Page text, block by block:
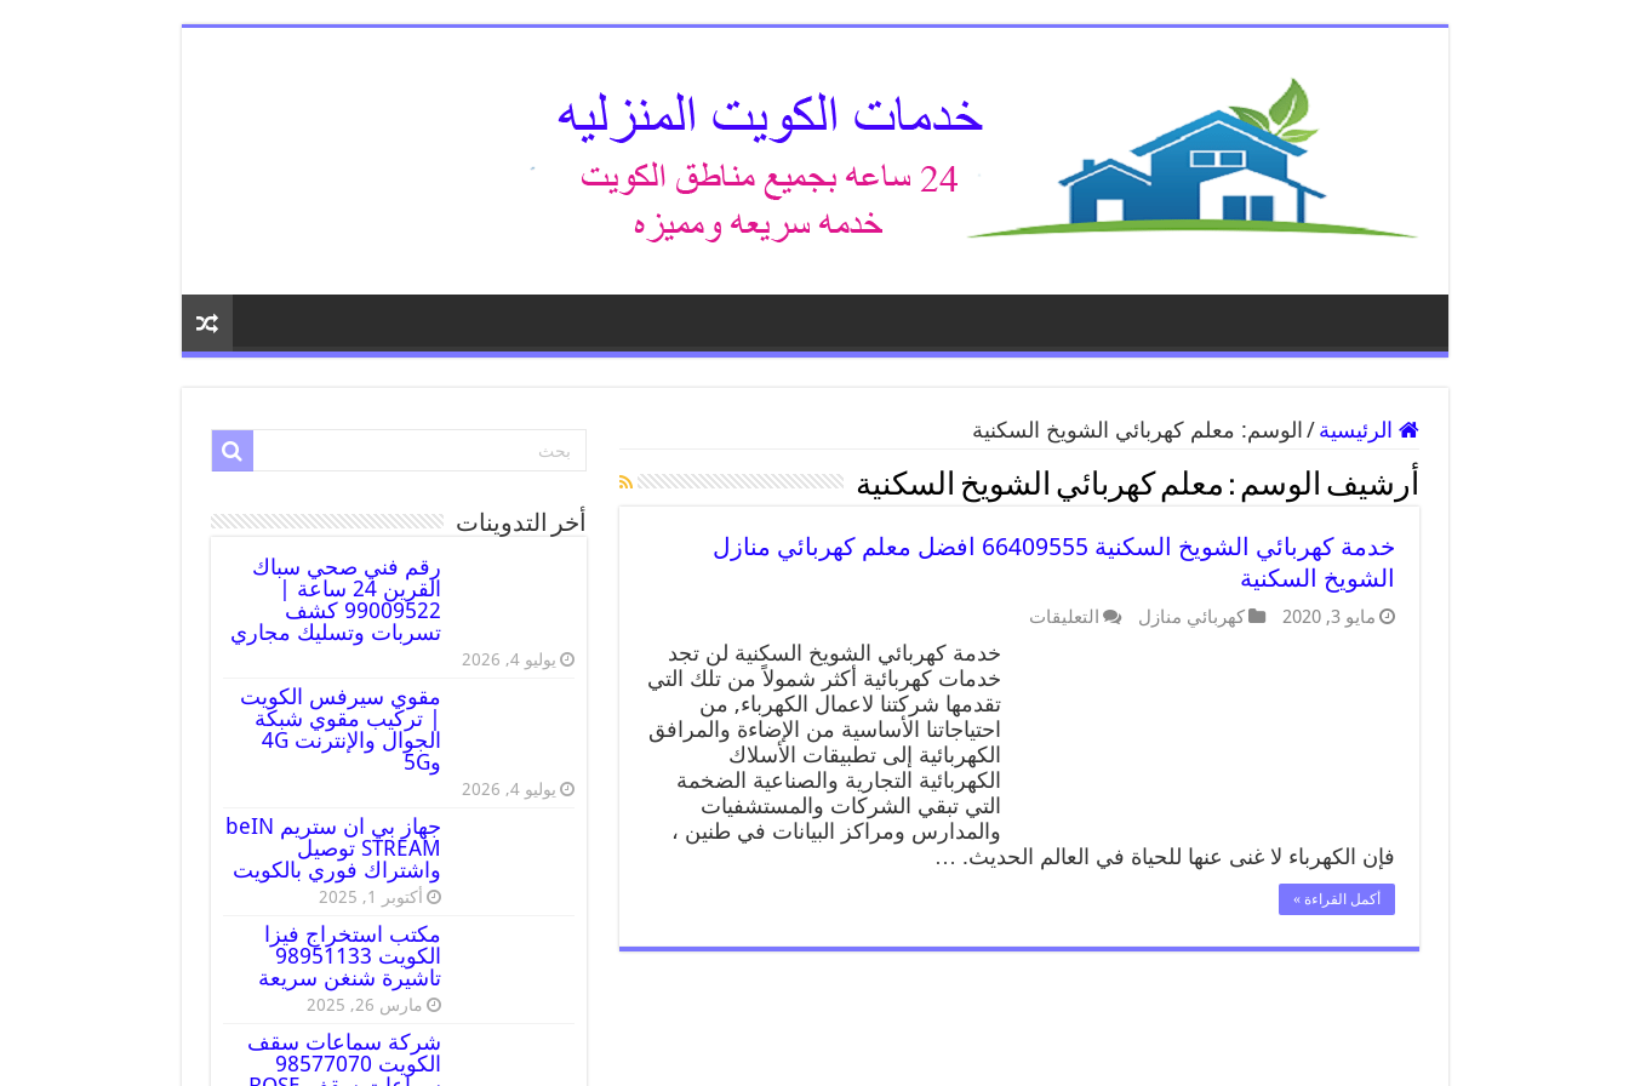
الرئيسية / الوسم: معلم كهربائي الشويخ السكنية
أرشيف الوسم : معلم كهربائي الشويخ السكنية
خدمة كهربائي الشويخ السكنية 66409555 افضل معلم كهربائي منازل
الشويخ السكنية
مايو 3, 2020 كهربائي منازل التعليقات
خدمة كهربائي الشويخ السكنية لن تجد
خدمات كهربائية أكثر شمولاً من تلك التي
تقدمها شركتنا لاعمال الكهرباء, من
احتياجاتنا الأساسية من الإضاءة والمرافق
الكهربائية إلى تطبيقات الأسلاك
الكهربائية التجارية والصناعية الضخمة
التي تبقي الشركات والمستشفيات
والمدارس ومراكز البيانات في طنين ،
فإن الكهرباء لا غنى عنها للحياة في العالم الحديث. …
أكمل القراءة »
أخر التدوينات
رقم فني صحي سباك
القرين 24 ساعة |
99009522 كشف
تسربات وتسليك مجاري
يوليو 4, 2026
مقوي سيرفس الكويت
| تركيب مقوي شبكة
الجوال والإنترنت 4G
و5G
يوليو 4, 2026
جهاز بي ان ستريم beIN
STREAM توصيل
واشتراك فوري بالكويت
أكتوبر 1, 2025
مكتب استخراج فيزا
الكويت 98951133
تاشيرة شنغن سريعة
مارس 26, 2025
شركة سماعات سقف
الكويت 98577070